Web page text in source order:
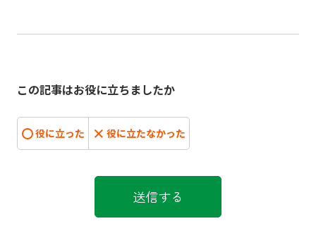
この記事はお役に立ちましたか
役に立った 役に立たなかった